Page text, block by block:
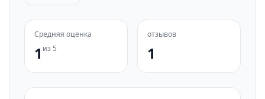
Средняя оценка
1 из 5
отзывов
1